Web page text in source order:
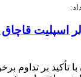
تأکید بر تداوم